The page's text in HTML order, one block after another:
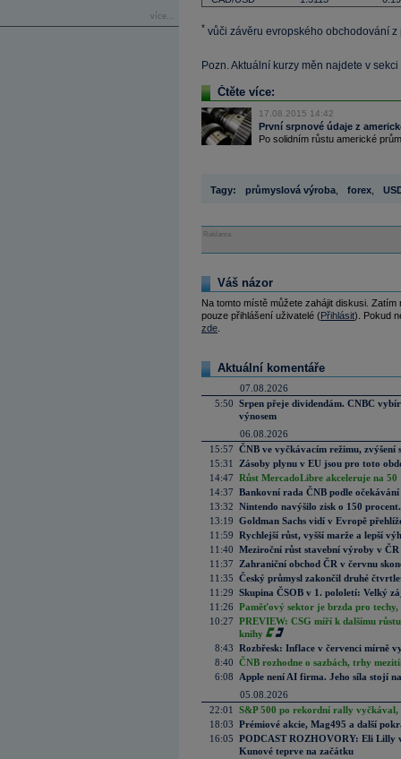
více...
* vůči závěru evropského obchodování
Pozn. Aktuální kurzy měn najdete v sekci
Čtěte více:
17.08.2015 14:42
První srpnové údaje z
Po solidním růstu americké
Tagy: průmyslová výroba forex
Reklama
Váš názor
Na tomto místě můžete zahájit diskusi.
pouze přihlášení uživatelé (Přihlásit). Pokud
zde
Aktuální komentáře
07.08.2026
5:50 Srpen přeje dividendám. CNBC
výnosem
06.08.2026
15:57 ČNB ve vyčkávacím režimu, zvýšení
15:31
Zásoby plynu v EU jsou pro toto
14:47 Růst MercadoLibre akceleruje na
14:37 Bankovní rada ČNB podle
13:32 Nintendo navýšilo zisk o 150
13:19 Goldman Sachs vidí v Evropě
11:59 Rychlejší růst, vyšší marže a lepší
11:40 Meziroční růst stavební výroby v
11:37
Zahraniční obchod ČR v červnu
11:35 Český průmysl zakončil druhé
11:29 Skupina ČSOB v 1. pololetí: Velký
11:26 Paměťový sektor je brzda pro techy,
10:27 PREVIEW: CSG míří k dalšímu
knihy
8:43 Rozbřesk: Inflace v červenci mírně
8:40 ČNB rozhodne o sazbách, trhy
6:08
Apple není AI firma. Jeho síla stojí
05.08.2026
22:01
S&P 500 po rekordní rally vyčkával,
18:03 Prémiové akcie, Mag495 a další
16:05 PODCAST ROZHOVORY: Eli Lilly
Kunové teprve na začátku